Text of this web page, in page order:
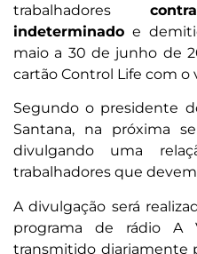
trabalhadores
indeterminado e
maio a 30 de junho de
cartão Control Life com o
Segundo o presidente
Santana, na próxima
divulgando uma
trabalhadores que
A divulgação será
programa de rádio A
transmitido diariamente